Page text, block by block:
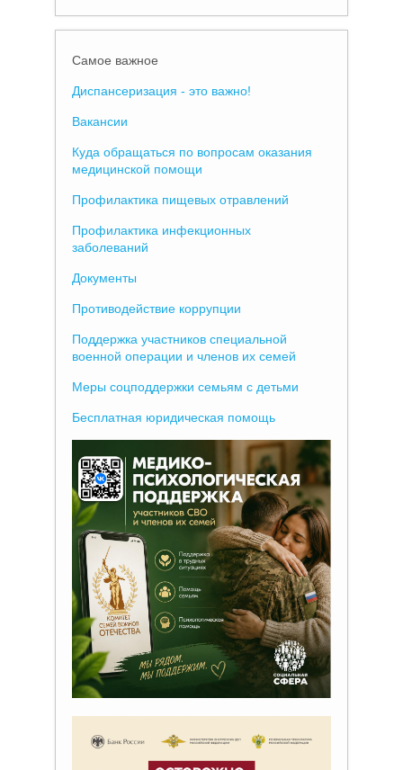
Самое важное
Диспансеризация - это важно!
Вакансии
Куда обращаться по вопросам оказания
медицинской помощи
Профилактика пищевых отравлений
Профилактика инфекционных
заболеваний
Документы
Противодействие коррупции
Поддержка участников специальной
военной операции и членов их семей
Меры соцподдержки семьям с детьми
Бесплатная юридическая помощь